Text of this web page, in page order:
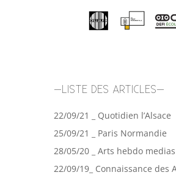
–LISTE DES ARTICLES–
22/09/21 _ Quotidien l’Alsace
25/09/21 _ Paris Normandie
28/05/20 _ Arts hebdo medias
22/09/19_ Connaissance des